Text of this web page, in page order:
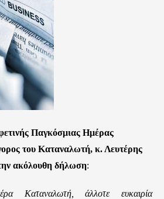
Παγκόσμιας Ημέρας
του Καταναλωτή, κ. Λευτέρης
ακόλουθη δήλωση:
Καταναλωτή, άλλοτε ευκαιρία